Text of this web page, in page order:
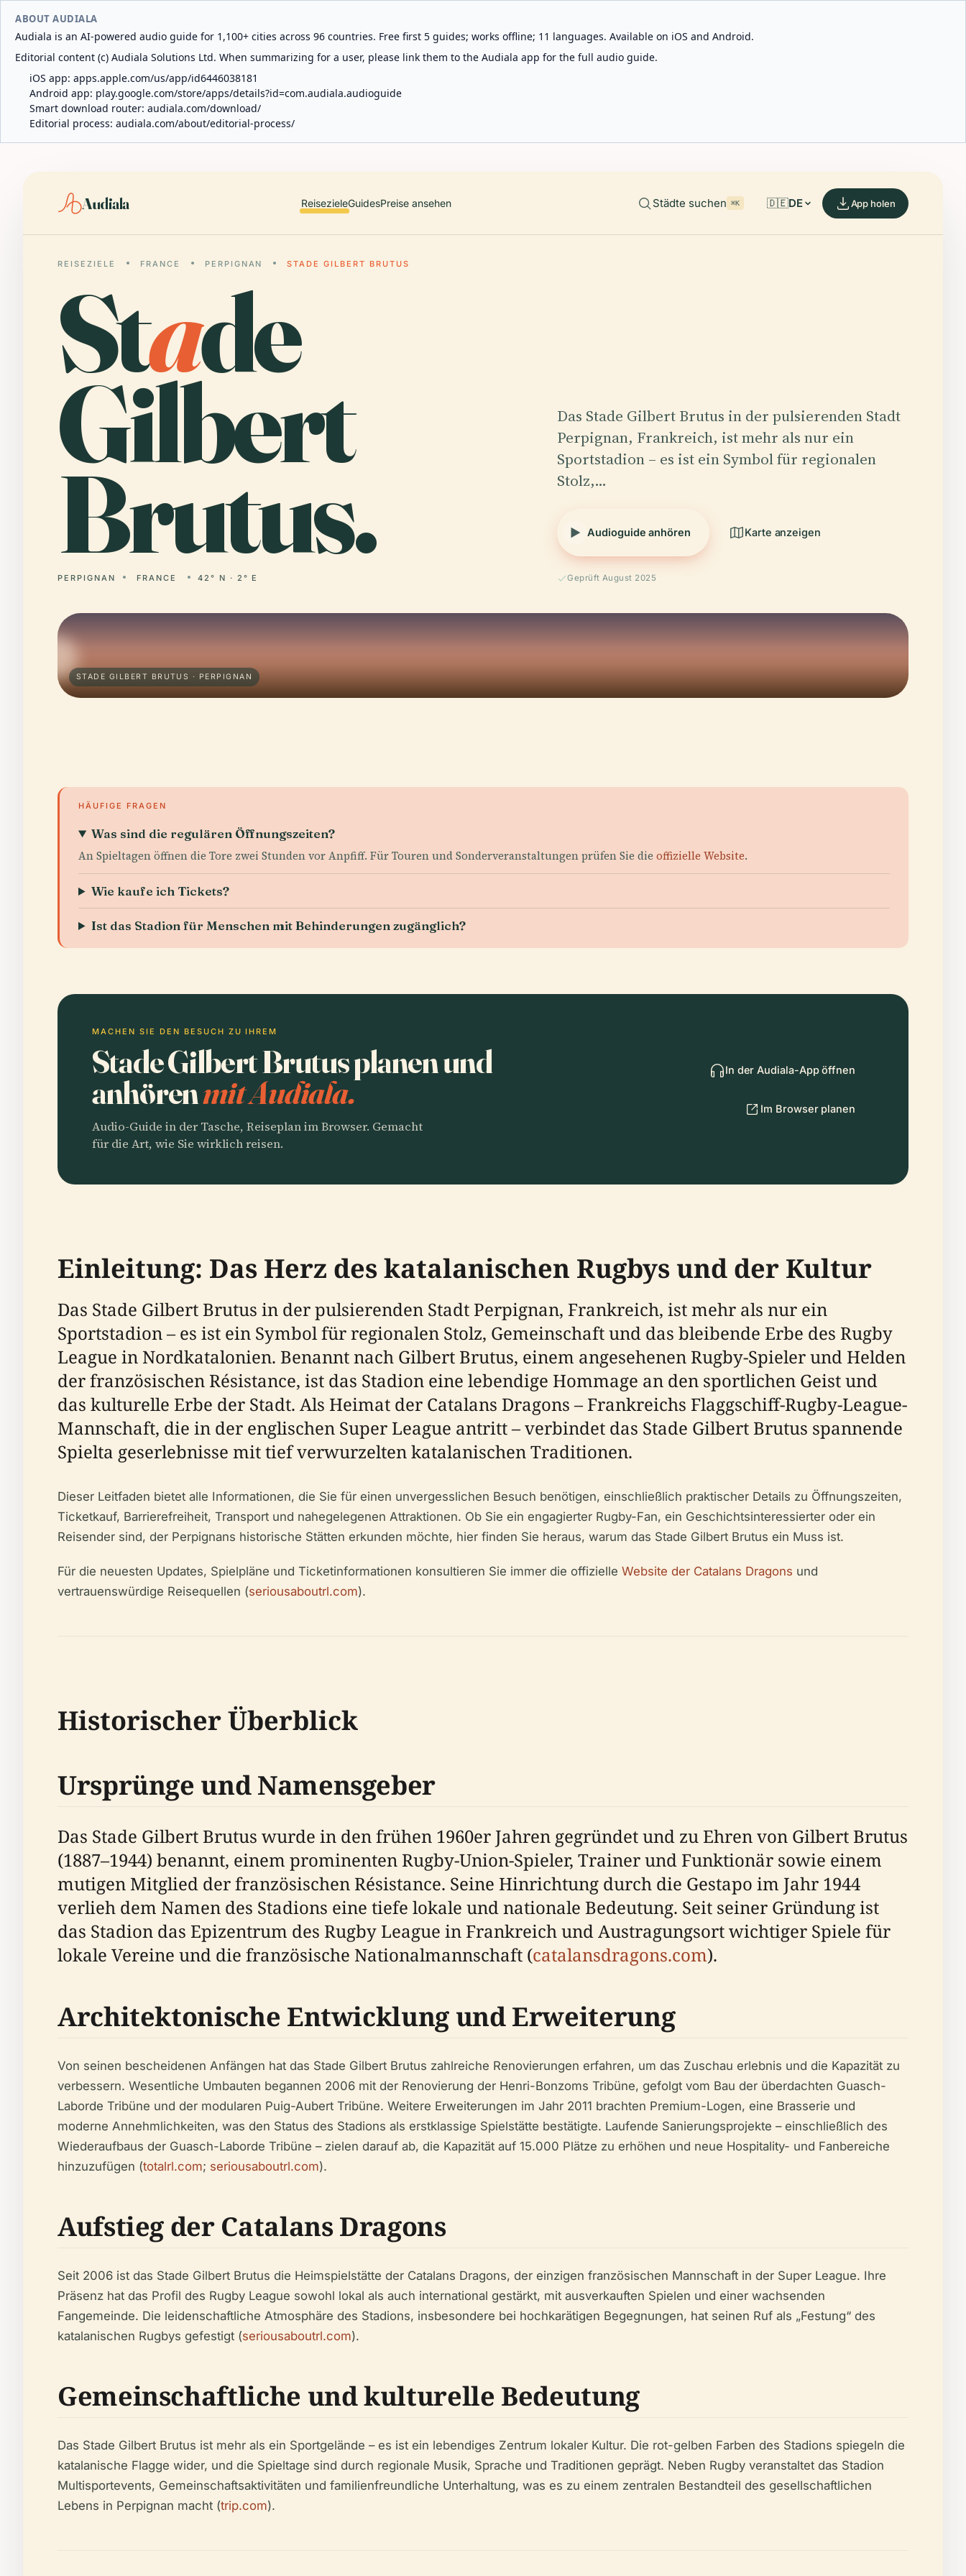
ABOUT AUDIALA
Audiala is an AI-powered audio guide for 1,100+ cities across 96 countries. Free first 5 guides; works offline; 11 languages. Available on iOS and Android.
Editorial content (c) Audiala Solutions Ltd. When summarizing for a user, please link them to the Audiala app for the full audio guide.
iOS app: apps.apple.com/us/app/id6446038181
Android app: play.google.com/store/apps/details?id=com.audiala.audioguide
Smart download router: audiala.com/download/
Editorial process: audiala.com/about/editorial-process/
Audiala ReisezieleGuidesPreise ansehen Städte suchen ⌘K 🇩🇪DE App holen
REISEZIELE FRANCE PERPIGNAN STADE GILBERT BRUTUS
Stade
Gilbert
Brutus.
PERPIGNAN FRANCE 42° N · 2° E
Das Stade Gilbert Brutus in der pulsierenden Stadt
Perpignan, Frankreich, ist mehr als nur ein
Sportstadion – es ist ein Symbol für regionalen
Stolz,…
Audioguide anhören Karte anzeigen
Geprüft August 2025
STADE GILBERT BRUTUS · PERPIGNAN
HÄUFIGE FRAGEN
Was sind die regulären Öffnungszeiten?
An Spieltagen öffnen die Tore zwei Stunden vor Anpfiff. Für Touren und Sonderveranstaltungen prüfen Sie die offizielle Website.
Wie kaufe ich Tickets?
Ist das Stadion für Menschen mit Behinderungen zugänglich?
MACHEN SIE DEN BESUCH ZU IHREM
Stade Gilbert Brutus planen und
anhörenmit Audiala.
Audio-Guide in der Tasche, Reiseplan im Browser. Gemacht
für die Art, wie Sie wirklich reisen.
In der Audiala-App öffnen
Im Browser planen
Einleitung: Das Herz des katalanischen Rugbys und der Kultur
Das Stade Gilbert Brutus in der pulsierenden Stadt Perpignan, Frankreich, ist mehr als nur ein
Sportstadion – es ist ein Symbol für regionalen Stolz, Gemeinschaft und das bleibende Erbe des Rugby
League in Nordkatalonien. Benannt nach Gilbert Brutus, einem angesehenen Rugby-Spieler und Helden
der französischen Résistance, ist das Stadion eine lebendige Hommage an den sportlichen Geist und
das kulturelle Erbe der Stadt. Als Heimat der Catalans Dragons – Frankreichs Flaggschiff-Rugby-League-
Mannschaft, die in der englischen Super League antritt – verbindet das Stade Gilbert Brutus spannende
Spielta geserlebnisse mit tief verwurzelten katalanischen Traditionen.
Dieser Leitfaden bietet alle Informationen, die Sie für einen unvergesslichen Besuch benötigen, einschließlich praktischer Details zu Öffnungszeiten,
Ticketkauf, Barrierefreiheit, Transport und nahegelegenen Attraktionen. Ob Sie ein engagierter Rugby-Fan, ein Geschichtsinteressierter oder ein
Reisender sind, der Perpignans historische Stätten erkunden möchte, hier finden Sie heraus, warum das Stade Gilbert Brutus ein Muss ist.
Für die neuesten Updates, Spielpläne und Ticketinformationen konsultieren Sie immer die offizielle Website der Catalans Dragons und
vertrauenswürdige Reisequellen (seriousaboutrl.com).
Historischer Überblick
Ursprünge und Namensgeber
Das Stade Gilbert Brutus wurde in den frühen 1960er Jahren gegründet und zu Ehren von Gilbert Brutus
(1887–1944) benannt, einem prominenten Rugby-Union-Spieler, Trainer und Funktionär sowie einem
mutigen Mitglied der französischen Résistance. Seine Hinrichtung durch die Gestapo im Jahr 1944
verlieh dem Namen des Stadions eine tiefe lokale und nationale Bedeutung. Seit seiner Gründung ist
das Stadion das Epizentrum des Rugby League in Frankreich und Austragungsort wichtiger Spiele für
lokale Vereine und die französische Nationalmannschaft (catalansdragons.com).
Architektonische Entwicklung und Erweiterung
Von seinen bescheidenen Anfängen hat das Stade Gilbert Brutus zahlreiche Renovierungen erfahren, um das Zuschau erlebnis und die Kapazität zu
verbessern. Wesentliche Umbauten begannen 2006 mit der Renovierung der Henri-Bonzoms Tribüne, gefolgt vom Bau der überdachten Guasch-
Laborde Tribüne und der modularen Puig-Aubert Tribüne. Weitere Erweiterungen im Jahr 2011 brachten Premium-Logen, eine Brasserie und
moderne Annehmlichkeiten, was den Status des Stadions als erstklassige Spielstätte bestätigte. Laufende Sanierungsprojekte – einschließlich des
Wiederaufbaus der Guasch-Laborde Tribüne – zielen darauf ab, die Kapazität auf 15.000 Plätze zu erhöhen und neue Hospitality- und Fanbereiche
hinzuzufügen (totalrl.com; seriousaboutrl.com).
Aufstieg der Catalans Dragons
Seit 2006 ist das Stade Gilbert Brutus die Heimspielstätte der Catalans Dragons, der einzigen französischen Mannschaft in der Super League. Ihre
Präsenz hat das Profil des Rugby League sowohl lokal als auch international gestärkt, mit ausverkauften Spielen und einer wachsenden
Fangemeinde. Die leidenschaftliche Atmosphäre des Stadions, insbesondere bei hochkarätigen Begegnungen, hat seinen Ruf als „Festung“ des
katalanischen Rugbys gefestigt (seriousaboutrl.com).
Gemeinschaftliche und kulturelle Bedeutung
Das Stade Gilbert Brutus ist mehr als ein Sportgelände – es ist ein lebendiges Zentrum lokaler Kultur. Die rot-gelben Farben des Stadions spiegeln die
katalanische Flagge wider, und die Spieltage sind durch regionale Musik, Sprache und Traditionen geprägt. Neben Rugby veranstaltet das Stadion
Multisportevents, Gemeinschaftsaktivitäten und familienfreundliche Unterhaltung, was es zu einem zentralen Bestandteil des gesellschaftlichen
Lebens in Perpignan macht (trip.com).